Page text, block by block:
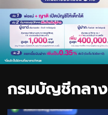
กรมบัญชีกลาง